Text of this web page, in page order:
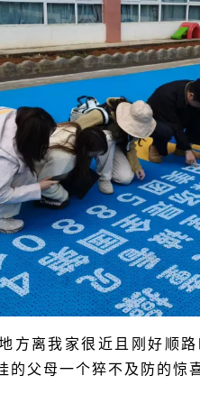
方离我家很近且刚好顺
父母一个猝不及防的惊喜